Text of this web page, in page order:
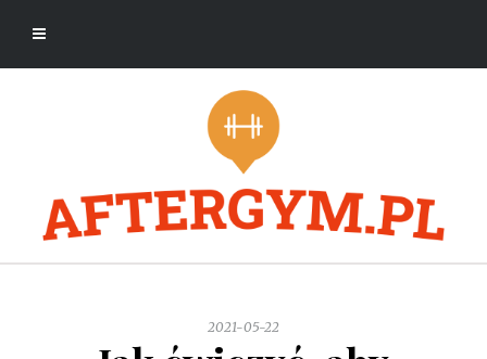
2021-05-22